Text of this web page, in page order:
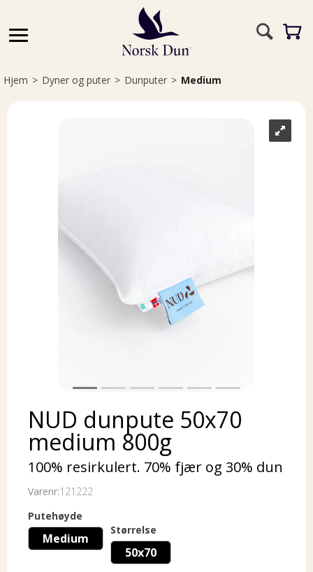
Hjem>Dyner og puter>Dunputer>Medium
NUD dunpute 50x70
medium 800g
100% resirkulert. 70% fjær og 30% dun
Varenr:121222
Putehøyde
Medium
Størrelse
50x70